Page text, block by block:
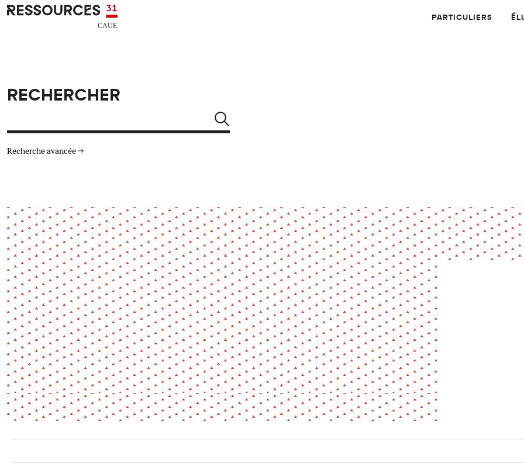
Aller au contenu principal
CAUE RESSOURCES 31 PARTICULIERS
RECHERCHER
Recherche avancée
Architecture
Arts Design
Énergie
Environnement
Habiter
Jeunes
Patrimoine
Paysage
Société
Transition écologique
Urbanisme
Actualité Animation Application Compte-rendu
Dossier
thématique
Expérience Exposition Fiche / Guide Livre Podcast
Revue Revue de presse Vidéo
La